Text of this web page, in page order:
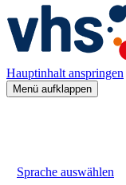
Hauptinhalt anspringen
Menü aufklappen
Sprache auswählen